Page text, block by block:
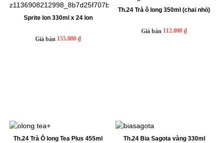
Sprite lon 330ml x 24 lon
Giá bán 155.000 ₫
Th.24 Trà ô long 350ml (chai nhỏ)
Giá bán 112.000 ₫
Th.24 Trà Ô long Tea Plus 455ml Th.24 Bia Sagota vàng 330ml